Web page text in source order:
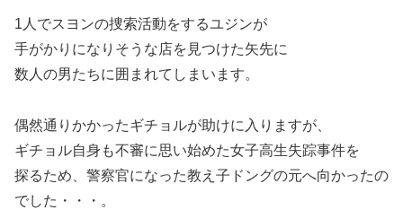
1人でスヨンの捜索活動をするユジンが
手がかりになりそうな店を見つけた矢先に
数人の男たちに囲まれてしまいます。
偶然通りかかったギチョルが助けに入りますが、
ギチョル自身も不審に思い始めた女子高生失踪事件を
探るため、警察官になった教え子ドングの元へ向かったの
でした・・・。